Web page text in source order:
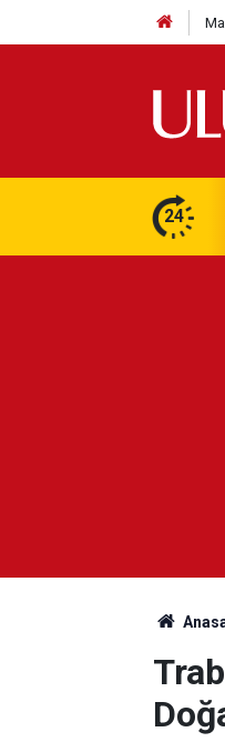
24
en yüksek seviyesine